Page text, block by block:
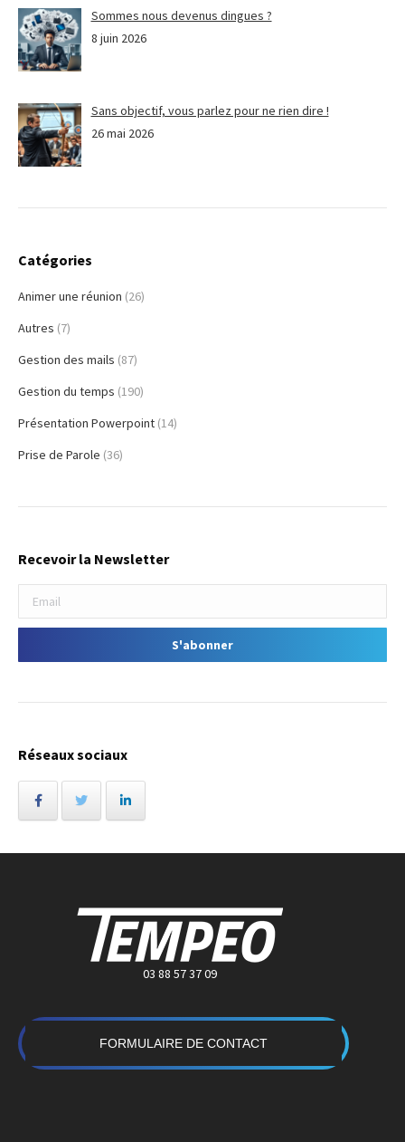
Sommes nous devenus dingues ?
8 juin 2026
Sans objectif, vous parlez pour ne rien dire !
26 mai 2026
Catégories
Animer une réunion (26)
Autres (7)
Gestion des mails (87)
Gestion du temps (190)
Présentation Powerpoint (14)
Prise de Parole (36)
Recevoir la Newsletter
Réseaux sociaux
03 88 57 37 09
FORMULAIRE DE CONTACT